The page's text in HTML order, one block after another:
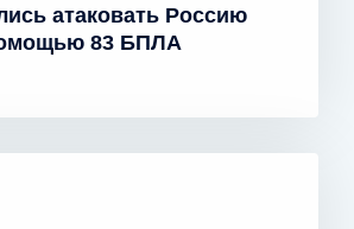
атаковать Россию
83 БПЛА